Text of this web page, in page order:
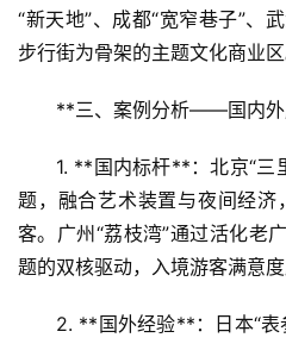
“新天地”、成都“宽窄巷子”、
步行街为骨架的主题文化商业区
**三、案例分析——国内
1. **国内标杆**：北京“三
题，融合艺术装置与夜间经
客。广州“荔枝湾”通过活化老
题的双核驱动，入境游客满意
2. **国外经验**：日本“表